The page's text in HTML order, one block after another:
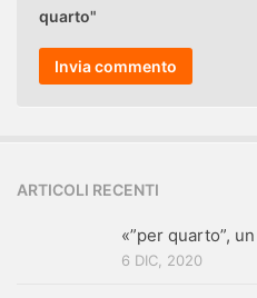
quarto"
ARTICOLI RECENTI
«”per quarto”,
6 DIC, 2020